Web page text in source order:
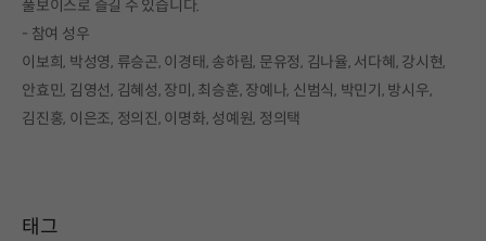
풀보이스로 즐길 수 있습니다.
- 참여 성우
이보희, 박성영, 류승곤, 이경태, 송하림, 문유정, 김나율, 서다혜, 강시현,
안효민, 김영선, 김혜성, 장미, 최승훈, 장예나, 신범식, 박민기, 방시우,
김진홍, 이은조, 정의진, 이명화, 성예원, 정의택
태그